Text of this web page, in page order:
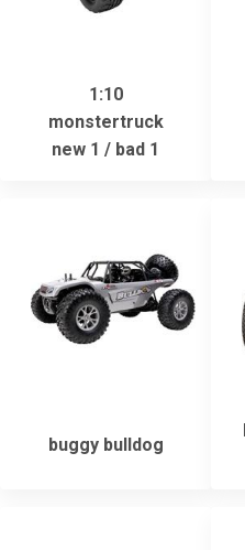
1:10
monstertruck
new 1 / bad 1
buggy bulldog